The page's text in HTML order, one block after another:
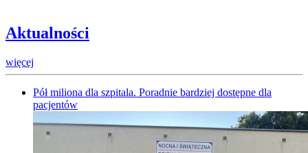
Aktualności
więcej
Pół miliona dla szpitala. Poradnie bardziej dostępne dla
pacjentów